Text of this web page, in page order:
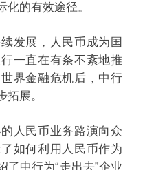
的有效途径。
展，人民币成为国
一直在有条不紊地推
界金融危机后，中行
展。
人民币业务路演向众
如何利用人民币作为
了中行为“走出去”企业